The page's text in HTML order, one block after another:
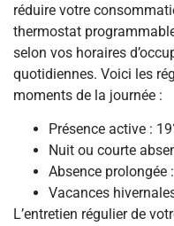
réduire votre
thermostat
selon vos horaires
quotidiennes. Voici les
moments de la journée :
Présence active :
Nuit ou courte
Absence prolongée
Vacances
L’entretien régulier de